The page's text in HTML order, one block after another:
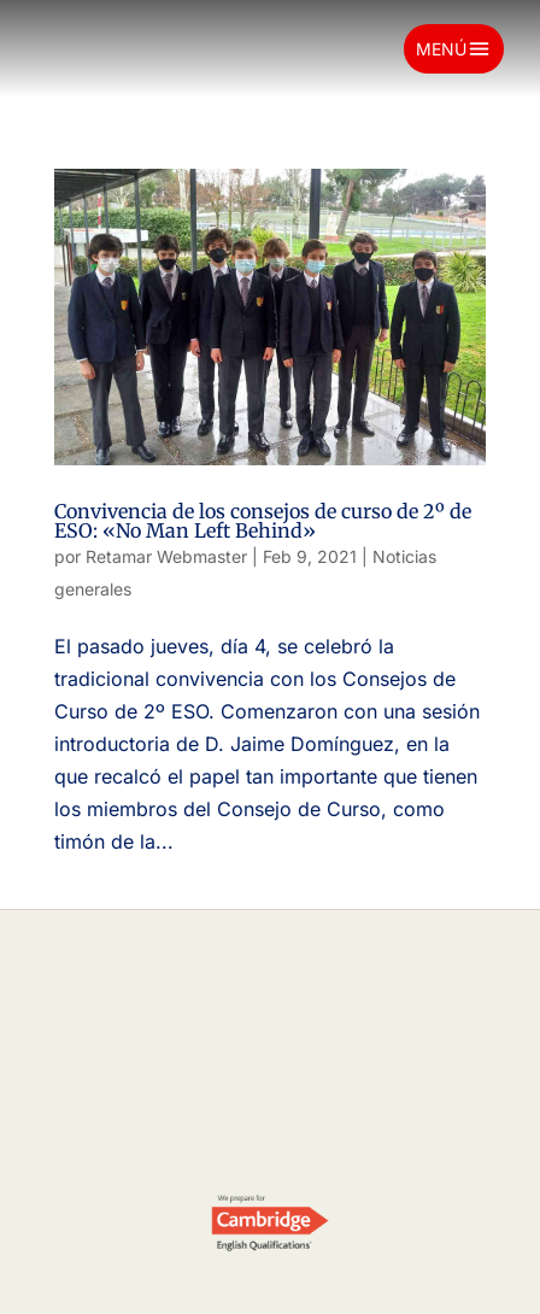
MENÚmenu
Convivencia de los consejos de curso de 2º de
ESO: «No Man Left Behind»
por Retamar Webmaster| Feb 9, 2021
Noticias
generales
El pasado jueves, día 4, se celebró la
tradicional convivencia con los Consejos de
Curso de 2º ESO. Comenzaron con una sesión
introductoria de D. Jaime Domínguez, en la
que recalcó el papel tan importante que tienen
los miembros del Consejo de Curso, como
timón de la...